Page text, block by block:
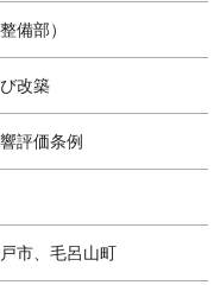
備部）
改築
評価条例
市、毛呂山町